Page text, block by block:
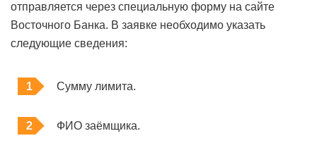
отправляется через специальную форму на сайте
Восточного Банка. В заявке необходимо указать
следующие сведения:
Сумму лимита.
ФИО заёмщика.